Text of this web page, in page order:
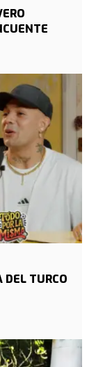
DEL TURCO